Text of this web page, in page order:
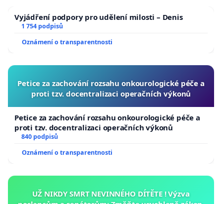
Vyjádření podpory pro udělení milosti – Denis
1 754 podpisů
Oznámení o transparentnosti
Petice za zachování rozsahu onkourologické péče a
proti tzv. docentralizaci operačních výkonů
Petice za zachování rozsahu onkourologické péče a
proti tzv. docentralizaci operačních výkonů
840 podpisů
Oznámení o transparentnosti
UŽ NIKDY SMRT NEVINNÉHO DÍTĚTE ! Výzva